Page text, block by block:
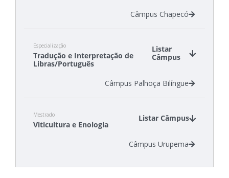
Câmpus Chapecó
Especialização
Tradução e Interpretação de
Libras/Português
Listar
Câmpus
Câmpus Palhoça Bilíngue
Mestrado
Viticultura e Enologia
Listar Câmpus
Câmpus Urupema